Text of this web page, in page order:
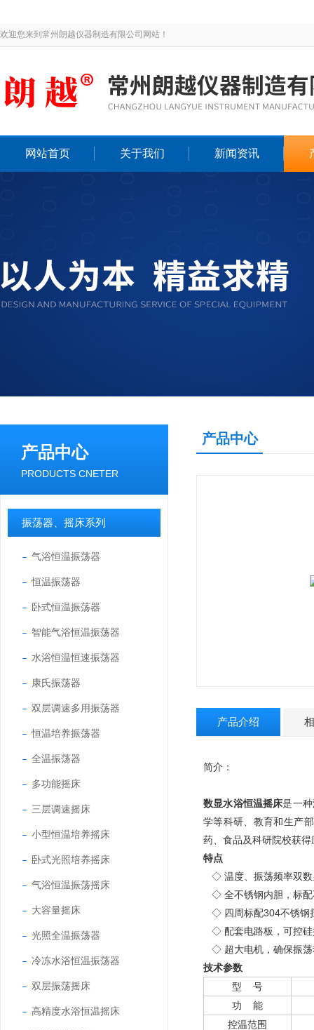
欢迎您来到常州朗越仪器制造有限公司网站！
网站首页 关于我们 新闻资讯
产品中心
PRODUCTS CNETER
振荡器、摇床系列
气浴恒温振荡器
恒温振荡器
卧式恒温振荡器
智能气浴恒温振荡器
水浴恒温恒速振荡器
康氏振荡器
双层调速多用振荡器
恒温培养振荡器
全温振荡器
多功能摇床
三层调速摇床
小型恒温培养摇床
卧式光照培养摇床
气浴恒温振荡摇床
大容量摇床
光照全温振荡器
冷冻水浴恒温振荡器
双层振荡摇床
高精度水浴恒温摇床
产品中心
产品介绍
简介：
数显水浴恒温摇床是一
学等科研、教育和生产
药、食品及科研院校获
特点
◇ 温度、振荡频率双数
◇ 全不锈钢内胆，标配
◇ 四周标配304不锈钢
◇ 配套电路板，可控硅
◇ 超大电机，确保振荡
技术参数
型 号
功 能
控温范围